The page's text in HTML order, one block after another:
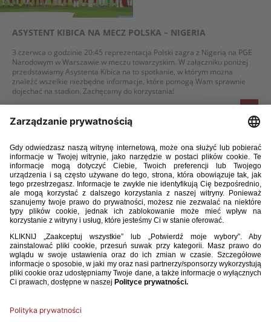
ASYSTENT KIBICA NA MECZ POLSKA – NIGERIA
3 czerwca o godzinie 20:45 reprezentacja Polski zagra z Nigerią na PGE
Narodowym w Warszawie w meczu towarzyskim. W załączniku poniżej
przedstawiamy Asystenta Kibica na to spotkanie, w którym można
znaleźć wszelkie niezbędne informacje, które pomogą Wam sprawnie
dojechać na stadion. Zachęcamy do korzystania!
NIEUDANY TEST. POLACY PRZEGRALI Z UKRAINĄ
Reprezentacja Polski przegrała 0:2 z Ukrainą w meczu towarzyskim
rozgrywanym na Tarczyński Arenie we Wrocławiu. Goście, choć nie byli
stroną dominującą, oba gole strzelili jeszcze przed przerwą. W naszej
kadrze zadebiutowało w tym spotkaniu czterech piłkarzy.